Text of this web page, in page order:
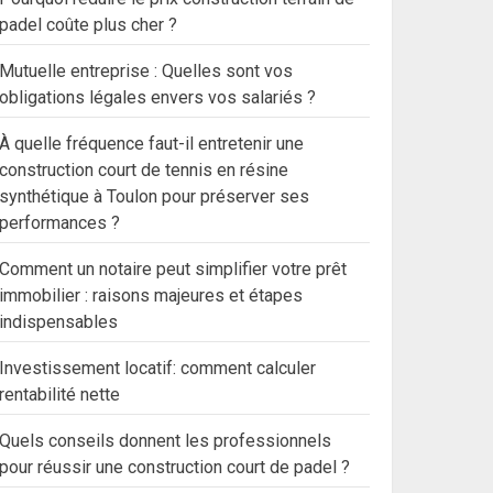
padel coûte plus cher ?
Mutuelle entreprise : Quelles sont vos
obligations légales envers vos salariés ?
À quelle fréquence faut-il entretenir une
construction court de tennis en résine
synthétique à Toulon pour préserver ses
performances ?
Comment un notaire peut simplifier votre prêt
immobilier : raisons majeures et étapes
indispensables
Investissement locatif: comment calculer
rentabilité nette
Quels conseils donnent les professionnels
pour réussir une construction court de padel ?